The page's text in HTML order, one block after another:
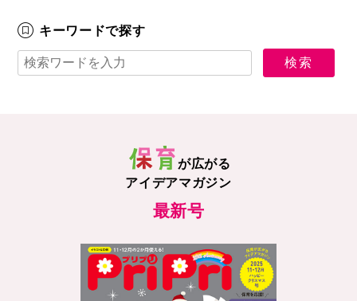
キーワードで探す
が広がる
アイデアマガジン
最新号